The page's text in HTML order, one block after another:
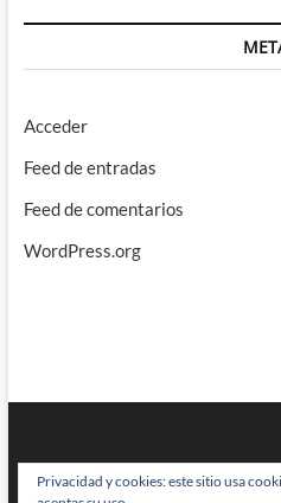
Acceder
Feed de entradas
Feed de comentarios
WordPress.org
Privacidad y cookies: este sitio usa